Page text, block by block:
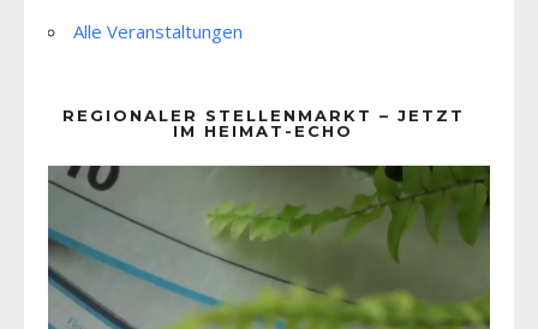
Alle Veranstaltungen
REGIONALER STELLENMARKT – JETZT
IM HEIMAT-ECHO
Player